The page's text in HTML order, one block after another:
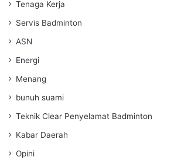
Tenaga Kerja
Servis Badminton
ASN
Energi
Menang
bunuh suami
Teknik Clear Penyelamat Badminton
Kabar Daerah
Opini